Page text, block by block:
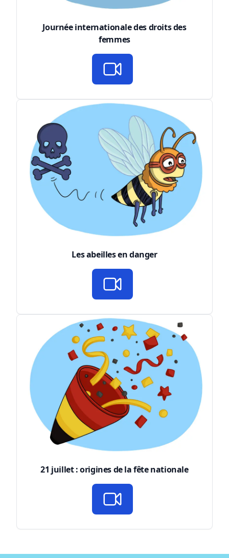
Journée internationale des droits des
femmes
Les abeilles en danger
21 juillet : origines de la fête nationale